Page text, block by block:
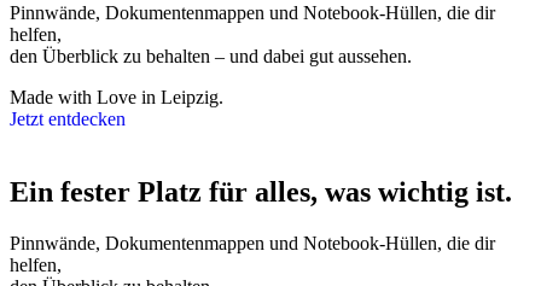
Pinnwände, Dokumentenmappen und Notebook-Hüllen, die dir
helfen,
den Überblick zu behalten – und dabei gut aussehen.
Made with Love in Leipzig.
Jetzt entdecken
Ein fester Platz für alles, was wichtig ist.
Pinnwände, Dokumentenmappen und Notebook-Hüllen, die dir
helfen,